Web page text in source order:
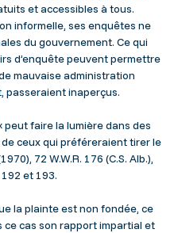
et accessibles à tous.
informelle, ses enquêtes ne
du gouvernement. Ce qui
d’enquête peuvent permettre
mauvaise administration
passeraient inaperçus.
peut faire la lumière dans des
ceux qui préféreraient tirer le
72 W.W.R. 176 (C.S. Alb.),
et 193.
la plainte est non fondée, ce
cas son rapport impartial et